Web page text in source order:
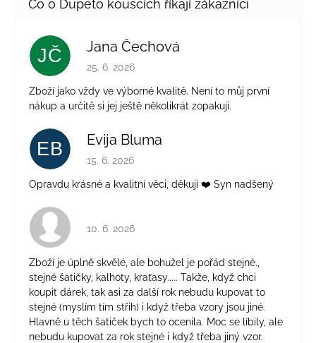
JČ Jana Čechová
Hodnocení obchodu je 5 z 5 hvězdiček.
25. 6. 2026
Zboží jako vždy ve výborné kvalitě. Není to můj první
nákup a určitě si jej ještě několikrát zopakuji.
EB Evija Bluma
Hodnocení obchodu je 5 z 5 hvězdiček.
15. 6. 2026
Opravdu krásné a kvalitní věci, děkuji ❤️ Syn nadšený
Hodnocení obchodu je 4 z 5 hvězdiček.
10. 6. 2026
Zboží je úplně skvělé, ale bohužel je pořád stejné.,
stejné šatičky, kalhoty, kraťasy..... Takže, když chci
koupit dárek, tak asi za další rok nebudu kupovat to
stejné (myslím tím střih) i když třeba vzory jsou jiné.
Hlavně u těch šatiček bych to ocenila. Moc se líbily, ale
nebudu kupovat za rok stejné i když třeba jiný vzor.